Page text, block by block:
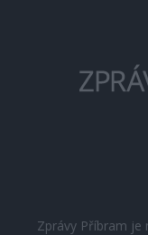
Zprávy Příbram je